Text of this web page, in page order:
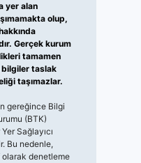
yer alan
olup,
Gerçek kurum
tamamen
taslak
taşımazlar.
gereğince Bilgi
(BTK)
Sağlayıcı
Bu nedenle,
denetleme